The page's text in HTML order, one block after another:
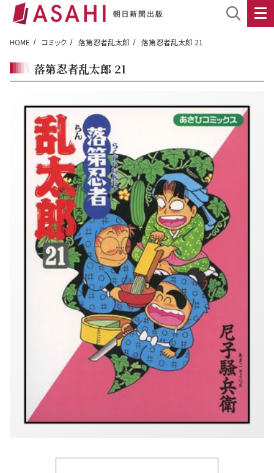
HOME コミック 落第忍者乱太郎 落第忍者乱太郎 21
落第忍者乱太郎 21